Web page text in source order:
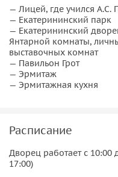
Организационные
Как проходит
После
СМС со ссылкой на
(доступно в App
телефона. Во
— Лицей, где учился А.С.
— Екатерининский парк
— Екатерининский
Янтарной комнаты,
выставочных комнат
— Павильон Грот
— Эрмитаж
— Эрмитажная кухня
Расписание
Дворец работает с
17:00)